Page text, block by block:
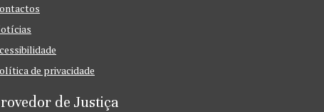
de privacidade
de Justiça